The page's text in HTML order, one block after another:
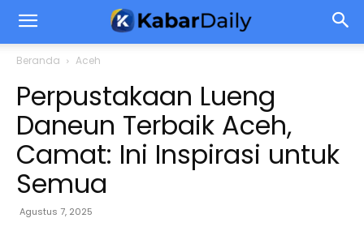
Beranda Aceh
Perpustakaan Lueng
Daneun Terbaik Aceh,
Camat: Ini Inspirasi untuk
Semua
Agustus 7, 2025